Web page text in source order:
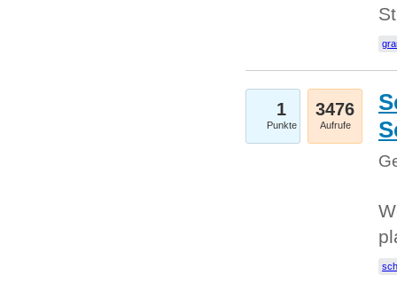
1
Punkte
3476
Aufrufe